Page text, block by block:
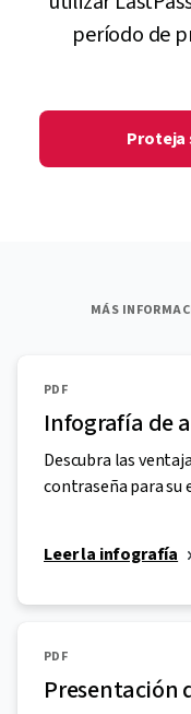
período de
Proteja
MÁS
PDF
Infografía de
Descubra las
contraseña para su
Leer la infografía
PDF
Presentación